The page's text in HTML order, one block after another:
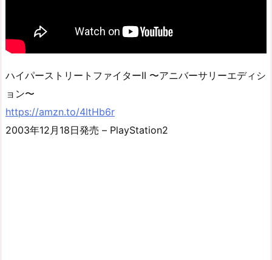
ハイパーストリートファイターII 〜アニバーサリーエディシ
ョン〜
https://amzn.to/4ltHb6r
2003年12月18日発売 – PlayStation2